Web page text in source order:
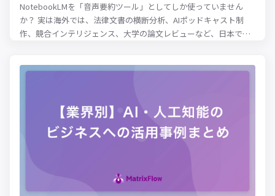
NotebookLMを「音声要約ツール」としてしか使っていません
か？ 実は海外では、法律文書の横断分析、AIポッドキャスト制
作、競合インテリジェンス、大学の論文レビューなど、日本では
の最新事例・パワーユーザーの裏ワザ・知っておくべき落とし穴